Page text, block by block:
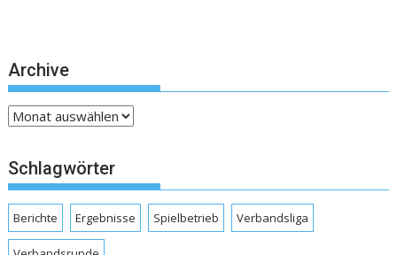
Archive
Archive
Schlagwörter
Berichte Ergebnisse Spielbetrieb Verbandsliga